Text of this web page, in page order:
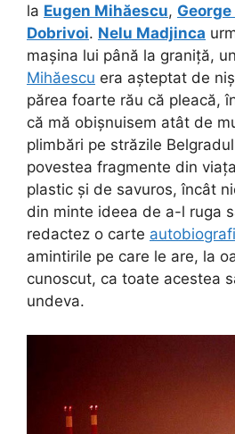
la Eugen Mihăescu, George
Dobrivoi. Nelu Madjinca
mașina lui până la graniță,
Mihăescu era așteptat de
părea foarte rău că pleacă,
că mă obișnuisem atât de
plimbări pe străzile
povestea fragmente din
plastic și de savuros, încât
din minte ideea de a-l ruga
redactez o carte
amintirile pe care le are, la
cunoscut, ca toate acestea
undeva.